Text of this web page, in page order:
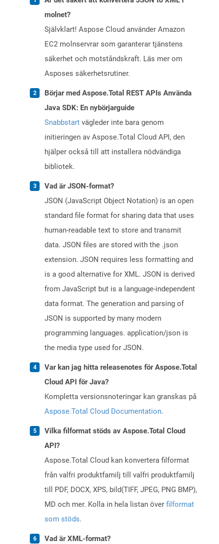
molnet?
Självklart! Aspose Cloud använder Amazon
EC2 molnservrar som garanterar tjänstens
säkerhet och motståndskraft. Läs mer om
Asposes säkerhetsrutiner.
Börjar med Aspose.Total REST APIs Använda
Java SDK: En nybörjarguide
Snabbstart vägleder inte bara genom
initieringen av Aspose.Total Cloud API, den
hjälper också till att installera nödvändiga
bibliotek.
Vad är JSON-format?
JSON (JavaScript Object Notation) is an open
standard file format for sharing data that uses
human-readable text to store and transmit
data. JSON files are stored with the .json
extension. JSON requires less formatting and
is a good alternative for XML. JSON is derived
from JavaScript but is a language-independent
data format. The generation and parsing of
JSON is supported by many modern
programming languages. application/json is
the media type used for JSON.
Var kan jag hitta releasenotes för Aspose.Total
Cloud API för Java?
Kompletta versionsnoteringar kan granskas på
Aspose.Total Cloud Documentation.
Vilka filformat stöds av Aspose.Total Cloud
API?
Aspose.Total Cloud kan konvertera filformat
från valfri produktfamilj till valfri produktfamilj
till PDF, DOCX, XPS, bild(TIFF, JPEG, PNG BMP),
MD och mer. Kolla in hela listan över filformat
som stöds.
Vad är XML-format?